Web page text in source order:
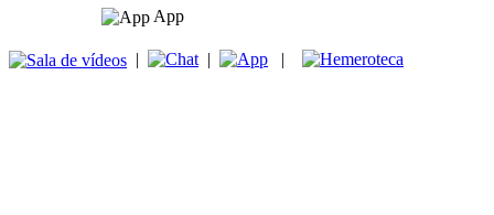
App
| | |